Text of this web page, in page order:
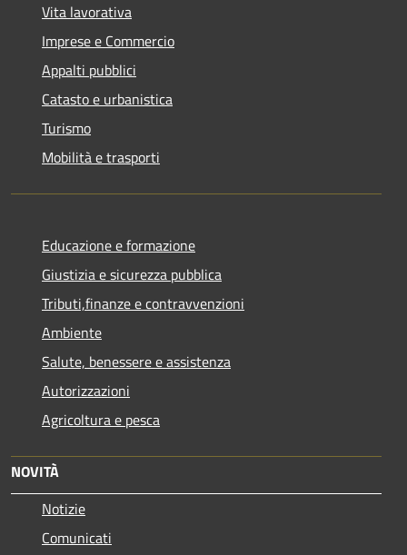
Vita lavorativa
Imprese e Commercio
Appalti pubblici
Catasto e urbanistica
Turismo
Mobilità e trasporti
Educazione e formazione
Giustizia e sicurezza pubblica
Tributi,finanze e contravvenzioni
Ambiente
Salute, benessere e assistenza
Autorizzazioni
Agricoltura e pesca
NOVITÀ
Notizie
Comunicati